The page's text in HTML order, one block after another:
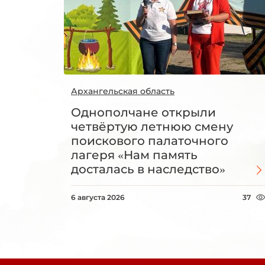
Архангельская область
Однополчане открыли
четвёртую летнюю смену
поискового палаточного
лагеря «Нам память
досталась в наследство»
6 августа 2026 37